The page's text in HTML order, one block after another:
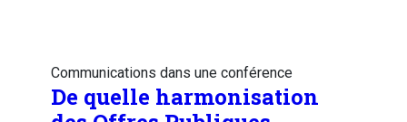
Communications dans une conférence
De quelle harmonisation